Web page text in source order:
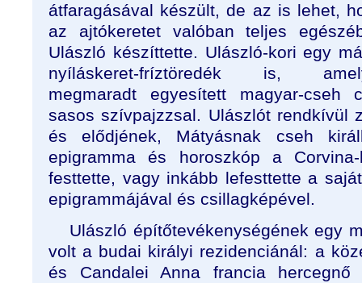
átfaragásával készült, de az is lehet,
az ajtókeretet valóban teljes
Ulászló készíttette. Ulászló-kori egy
nyíláskeret-fríztöredék is,
megmaradt egyesített magyar-cseh
sasos szívpajzzsal. Ulászlót rendkívül
és elődjének, Mátyásnak cseh
epigramma és horoszkóp a
festtette, vagy inkább lefesttette a
epigrammájával és csillagképével.
Ulászló építőtevékenységének egy
volt a budai királyi rezidenciánál: a
és Candalei Anna francia hercegnő